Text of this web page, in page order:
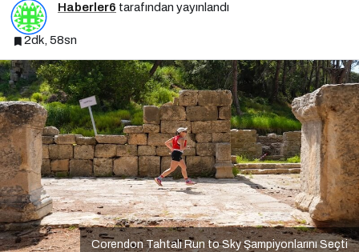
Haberler6 tarafından yayınlandı
2dk, 58sn
Corendon Tahtalı Run to Sky Şampiyonlarını Seçti